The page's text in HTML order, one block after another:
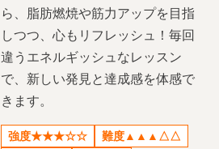
ら、脂肪燃焼や筋力アップを目指
しつつ、心もリフレッシュ！毎回
違うエネルギッシュなレッスン
で、新しい発見と達成感を体感で
きます。
強度★★★☆☆
難度▲▲▲△△